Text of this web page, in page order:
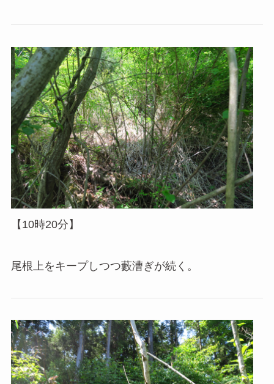
【10時20分】
尾根上をキープしつつ藪漕ぎが続く。